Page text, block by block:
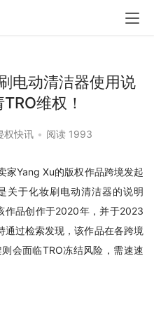
电动清洁器使用说
维权！
权快讯 • 阅读 1993
家Yang Xu的版权作品跨境发起
关于化妆刷电动清洁器的说明
品创作于2020年，并于2023
通过检索发现，该作品在各跨境
会面临TRO冻结风险，需速速